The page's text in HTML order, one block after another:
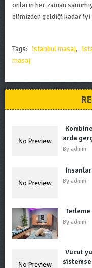
onların her zaman
elimizden geldiği kadar iyi
Tags: istanbul masaj,
masaj
arda
By admin
By admin
By admin
Vücut